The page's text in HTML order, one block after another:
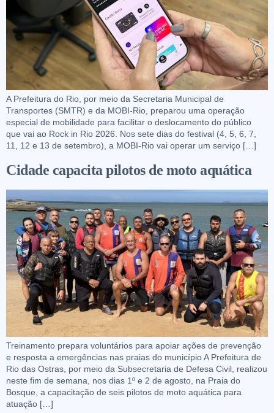
A Prefeitura do Rio, por meio da Secretaria Municipal de
Transportes (SMTR) e da MOBI-Rio, preparou uma operação
especial de mobilidade para facilitar o deslocamento do público
que vai ao Rock in Rio 2026. Nos sete dias do festival (4, 5, 6, 7,
11, 12 e 13 de setembro), a MOBI-Rio vai operar um serviço […]
Cidade capacita pilotos de moto aquática
Treinamento prepara voluntários para apoiar ações de prevenção
e resposta a emergências nas praias do município A Prefeitura de
Rio das Ostras, por meio da Subsecretaria de Defesa Civil, realizou
neste fim de semana, nos dias 1º e 2 de agosto, na Praia do
Bosque, a capacitação de seis pilotos de moto aquática para
atuação […]